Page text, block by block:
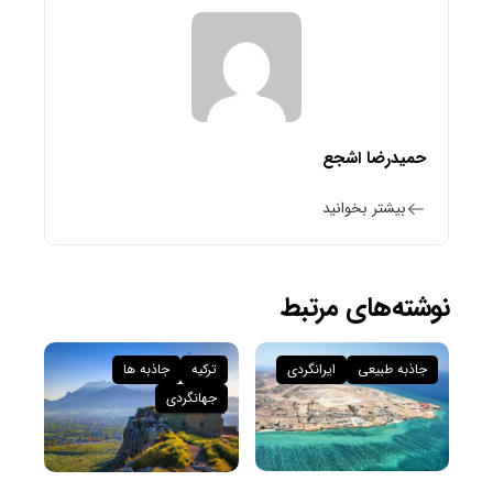
حمیدرضا اشجع
بیشتر بخوانید
نوشته‌های مرتبط
جاذبه طبیعی ایرانگردی ترکیه
جاذبه ها
جهانگردی